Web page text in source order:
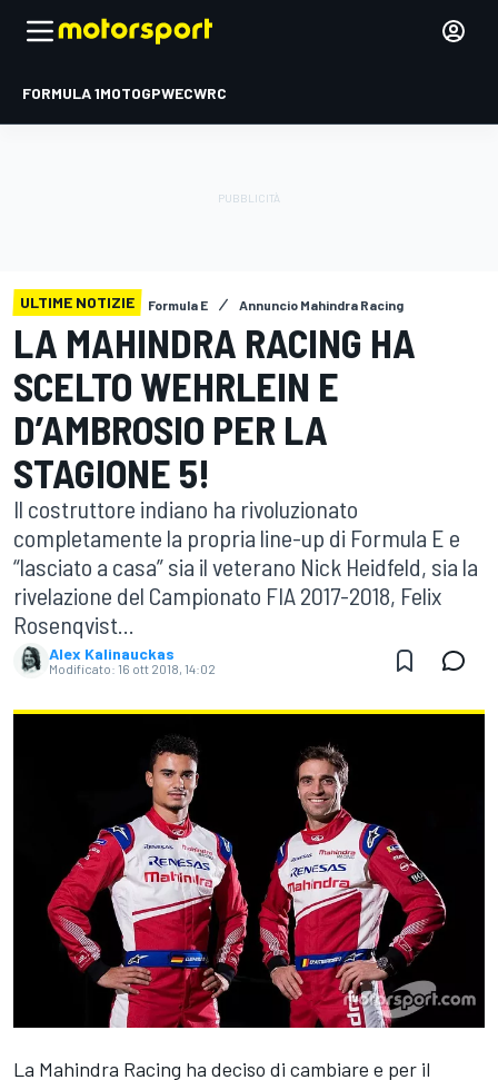
FORMULA 1MOTOGPWECWRC
ULTIME NOTIZIE Formula E Annuncio Mahindra Racing
LA MAHINDRA RACING HA
SCELTO WEHRLEIN E
D’AMBROSIO PER LA
STAGIONE 5!
Il costruttore indiano ha rivoluzionato
completamente la propria line-up di Formula E e
“lasciato a casa” sia il veterano Nick Heidfeld, sia la
rivelazione del Campionato FIA 2017-2018, Felix
Rosenqvist...
Alex Kalinauckas
Modificato: 16 ott 2018, 14:02
La Mahindra Racing ha deciso di cambiare e per il